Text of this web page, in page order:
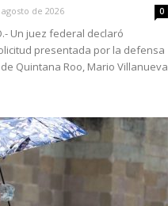
de 2026 0
Un juez federal declaró
presentada por la defensa
Quintana Roo, Mario Villanueva